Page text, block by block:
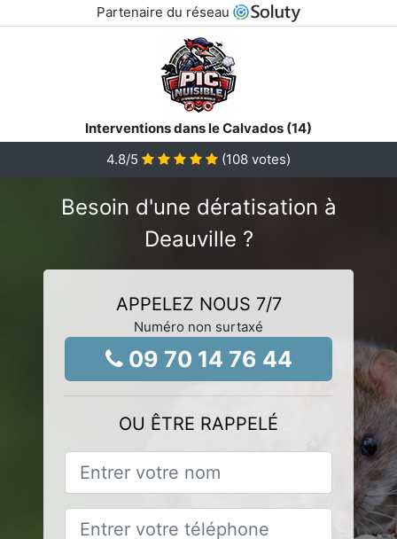
Partenaire du réseau
Interventions dans le Calvados (14)
4.8/5 (108 votes)
Besoin d'une dératisation à
Deauville ?
APPELEZ NOUS 7/7
Numéro non surtaxé
09 70 14 76 44
OU ÊTRE RAPPELÉ